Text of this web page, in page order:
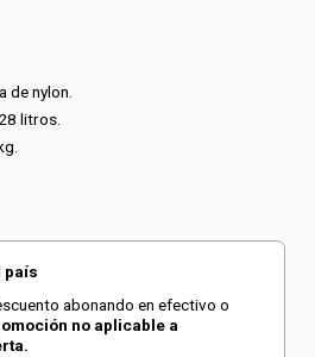
de nylon.
litros.
país
abonando en efectivo o
no aplicable a